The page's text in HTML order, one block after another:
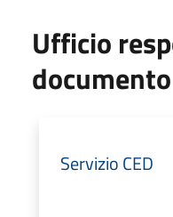
Ufficio
documento
Servizio CED